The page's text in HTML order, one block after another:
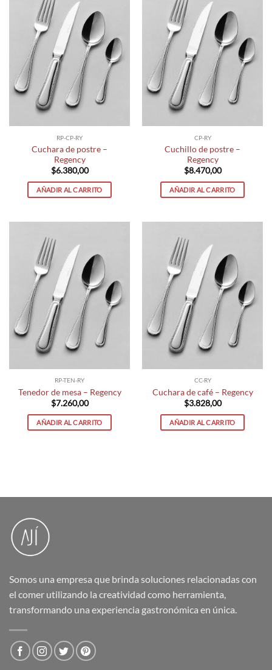
RP-CP-RY
Cuchara de postre –
Regency
$6.380,00
AÑADIR AL CARRITO
CP-RY
Cuchillo de postre –
Regency
$8.470,00
AÑADIR AL CARRITO
RP-TEN-RY
Tenedor de mesa – Regency
$7.260,00
AÑADIR AL CARRITO
CC-RY
Cuchara de café – Regency
$3.828,00
AÑADIR AL CARRITO
Somos una empresa que brinda soluciones relacionadas con
el comer utilizando la creatividad como herramienta,
transformando una experiencia gastronómica en única.